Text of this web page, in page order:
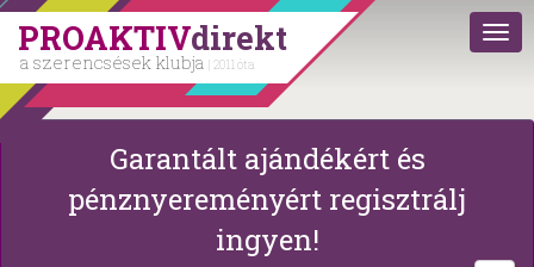
PROAKTIVdirekt
a szerencsések klubja | 2011 óta
Garantált ajándékért és
pénznyereményért regisztrálj
ingyen!